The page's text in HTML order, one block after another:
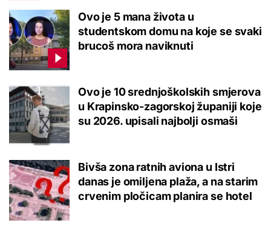
Ovo je 5 mana života u
studentskom domu na koje se svaki
brucoš mora naviknuti
Ovo je 10 srednjoškolskih smjerova
u Krapinsko-zagorskoj županiji koje
su 2026. upisali najbolji osmaši
Bivša zona ratnih aviona u Istri
danas je omiljena plaža, a na starim
crvenim pločicam planira se hotel